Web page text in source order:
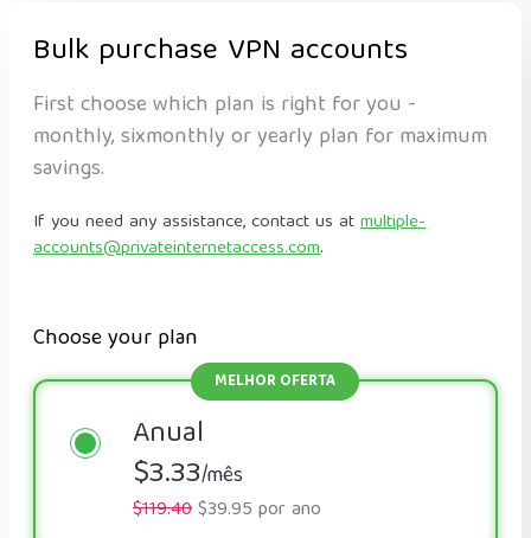
Bulk purchase VPN accounts
First choose which plan is right for you -
monthly, sixmonthly or yearly plan for maximum
savings.
If you need any assistance, contact us atmultiple-
accounts@privateinternetaccess.com.
Choose your plan
Anual
$3.33/mês
$119.40$39.95 por ano